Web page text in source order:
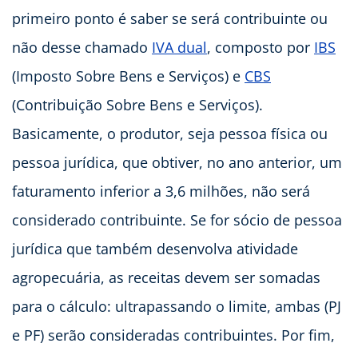
primeiro ponto é saber se será contribuinte ou
não desse chamado IVA dual, composto por IBS
(Imposto Sobre Bens e Serviços) e CBS
(Contribuição Sobre Bens e Serviços).
Basicamente, o produtor, seja pessoa física ou
pessoa jurídica, que obtiver, no ano anterior, um
faturamento inferior a 3,6 milhões, não será
considerado contribuinte. Se for sócio de pessoa
jurídica que também desenvolva atividade
agropecuária, as receitas devem ser somadas
para o cálculo: ultrapassando o limite, ambas (PJ
e PF) serão consideradas contribuintes. Por fim,